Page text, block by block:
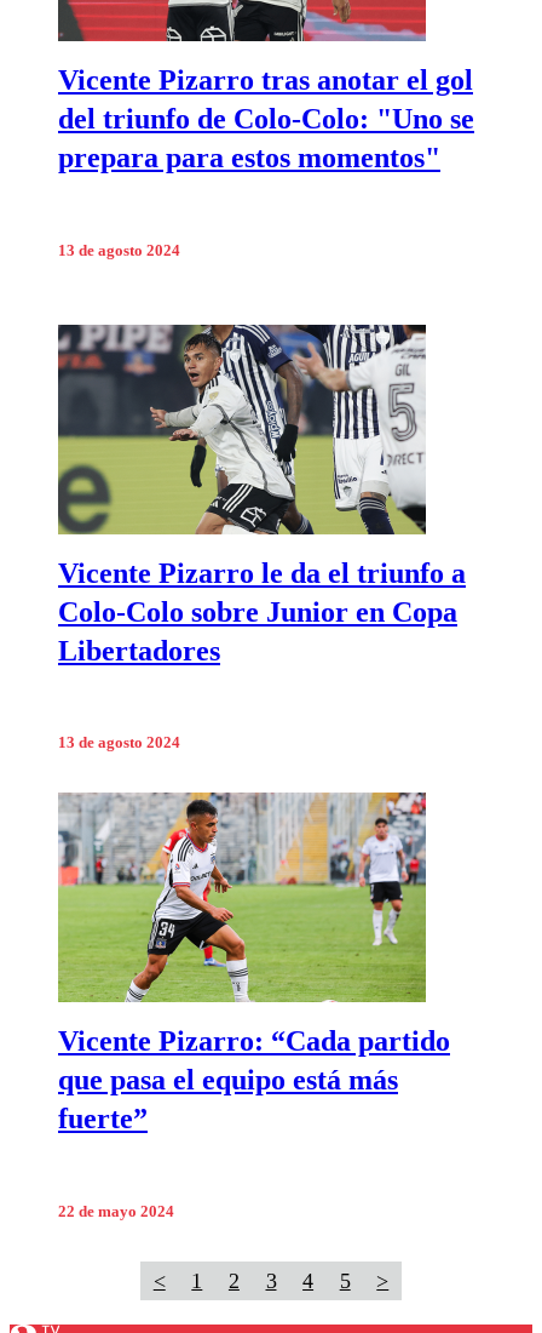
Vicente Pizarro tras anotar el gol
del triunfo de Colo-Colo: "Uno se
prepara para estos momentos"
13 de agosto 2024
Vicente Pizarro le da el triunfo a
Colo-Colo sobre Junior en Copa
Libertadores
13 de agosto 2024
Vicente Pizarro: “Cada partido
que pasa el equipo está más
fuerte”
22 de mayo 2024
< 1 2 3 4 5 >